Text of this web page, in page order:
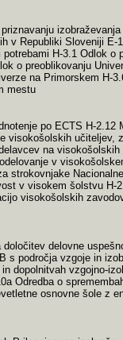
v Republiki Sloveniji E-
H-3.1 Odlok o
o preoblikovanju
na Primorskem H-
mestu
po ECTS H-2.12
visokošolskih učiteljev,
na visokošolskih
v
strokovnjake
v visokem šolstvu H-
visokošolskih
delovne
s področja vzgoje in
dopolnitvah vzgojno-
Odredba o
osnovne šole z